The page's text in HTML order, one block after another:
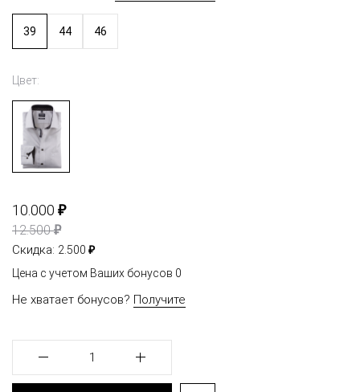
39 44 46
Цвет:
10.000 ₽
12.500₽
Скидка: 2.500 ₽
Цена с учетом Ваших бонусов 0
Не хватает бонусов? Получите
1